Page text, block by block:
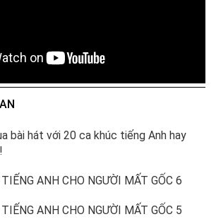
bài hát với 20 ca khúc tiếng Anh hay
ANH CHO NGƯỜI MẤT GỐC 6
ANH CHO NGƯỜI MẤT GỐC 5